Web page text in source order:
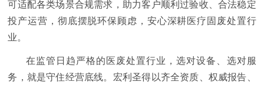
可适配各类场景合规需求，助力客户顺利过验收、合法稳定
投产运营，彻底摆脱环保顾虑，安心深耕医疗固废处置行
业。
在监管日趋严格的医废处置行业，选对设备、选对服
务，就是守住经营底线。宏利圣得以齐全资质、权威报告、